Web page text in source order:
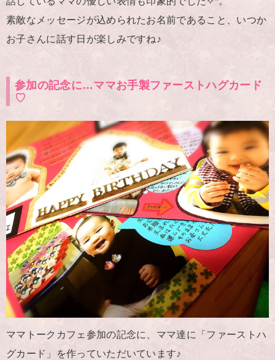
素敵なメッセージが込められたお名前であること、いつか
お子さんに話す日が楽しみですね♪
参加の記念に…ママお手製ファーストハグカード
♡
ママトークカフェ参加の記念に、ママ達に「ファーストハ
グカード」を作っていただいています♪